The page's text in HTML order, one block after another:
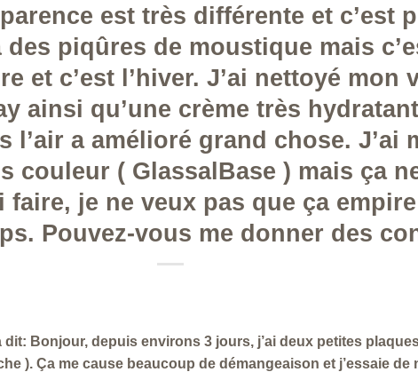
est très différente et c’est
des piqûres de moustique mais
et c’est l’hiver. J’ai nettoyé mon
ainsi qu’une crème très
l’air a amélioré grand chose. J’ai
couleur ( GlassalBase ) mais ça
je ne veux pas que ça
Pouvez-vous me donner des
dit: Bonjour, depuis environs 3 jours, j’ai deux petites
). Ça me cause beaucoup de démangeaison et j’essaie de